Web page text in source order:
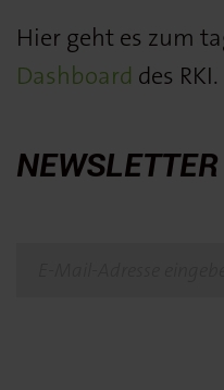
Hier geht es zum
Dashboard des RKI.
NEWSLETTER